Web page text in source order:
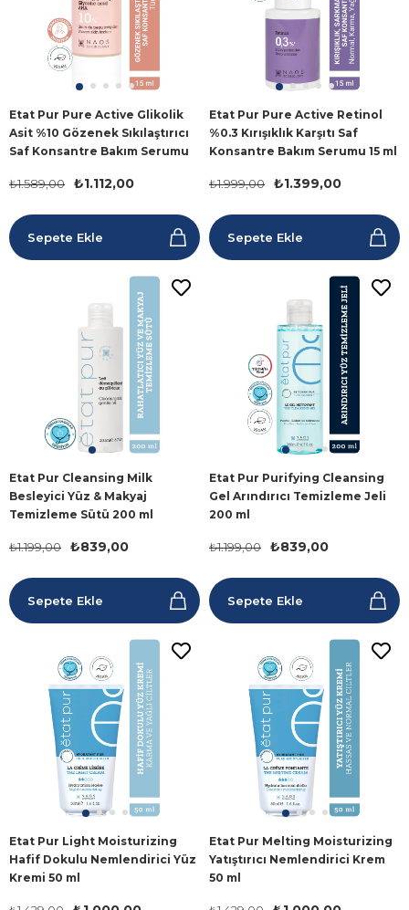
Etat Pur Pure Active Glikolik
Asit %10 Gözenek Sıkılaştırıcı
Saf Konsantre Bakım Serumu
₺1.112,00
₺1.589,00
Sepete Ekle
Etat Pur Pure Active Retinol
%0.3 Kırışıklık Karşıtı Saf
Konsantre Bakım Serumu 15 ml
₺1.399,00
₺1.999,00
Sepete Ekle
Etat Pur Cleansing Milk
Besleyici Yüz & Makyaj
Temizleme Sütü 200 ml
₺839,00
₺1.199,00
Sepete Ekle
Etat Pur Purifying Cleansing
Gel Arındırıcı Temizleme Jeli
200 ml
₺839,00
₺1.199,00
Sepete Ekle
Etat Pur Light Moisturizing
Hafif Dokulu Nemlendirici Yüz
Kremi 50 ml
Etat Pur Melting Moisturizing
Yatıştırıcı Nemlendirici Krem
50 ml